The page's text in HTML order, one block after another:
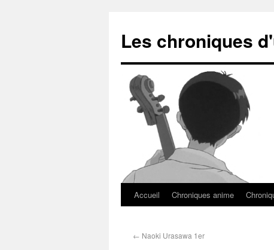
Les chroniques
Accueil Chroniques anime
← Naoki Urasawa 1er